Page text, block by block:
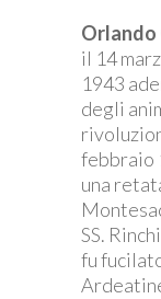
Orlando
il 14
1943
degli
febbraio
una
SS.
fu